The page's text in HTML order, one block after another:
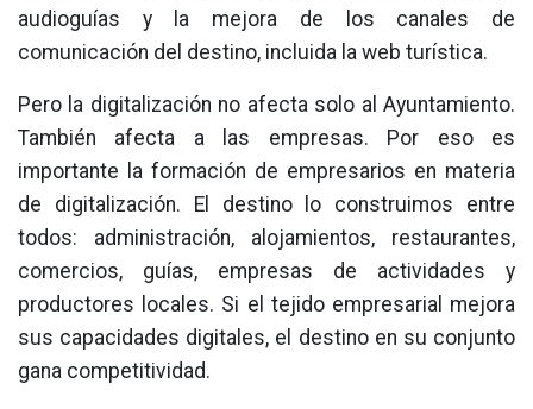
audioguías y la mejora de los canales de
comunicación del destino, incluida la web turística.
Pero la digitalización no afecta solo al Ayuntamiento.
También afecta a las empresas. Por eso es
importante la formación de empresarios en materia
de digitalización. El destino lo construimos entre
todos: administración, alojamientos, restaurantes,
comercios, guías, empresas de actividades y
productores locales. Si el tejido empresarial mejora
sus capacidades digitales, el destino en su conjunto
gana competitividad.